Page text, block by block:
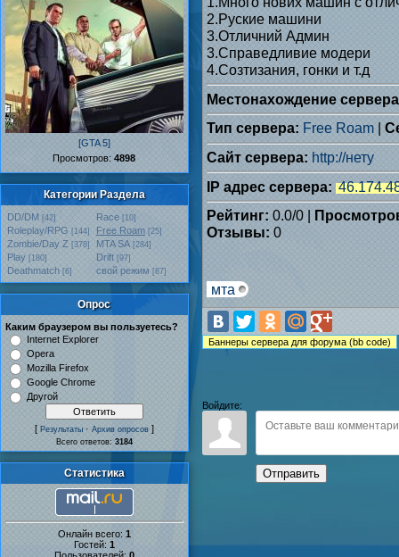
[GTA 5]
Проcмотров:4898
Категории Раздела
DD/DM [42] Race [10]
Roleplay/RPG [144] Free Roam [25]
Zombie/Day Z [378] MTA SA [284]
Play [180] Drift [97]
Deathmatch [6] свой режим [87]
Опрос
Каким браузером вы пользуетесь?
Internet Explorer
Opera
Mozilla Firefox
Google Chrome
Другой
[ Результаты · Архив опросов ]
Всего ответов: 3184
Статистика
Онлайн всего: 1
Гостей: 1
2.Руские машини
3.Отличний Админ
3.Справедливие модери
4.Созтизания, гонки и т.д
Местонахождение
Тип сервера: Free Roam
Сайт сервера: http://нету
IP адрес сервера:
Рейтинг: 0.0/0 |
Отзывы: 0
мта
Войдите:
Отправить